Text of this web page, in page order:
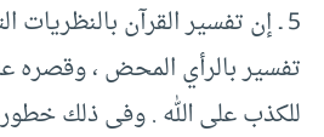
‏5 ـ إن تفسير القرآن
تفسير بالرأي المحض ، وقصره
للكذب على الله .‏ وفى ذلك